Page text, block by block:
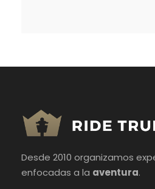
Desde 2010 organizamos
enfocadas a la aventura.